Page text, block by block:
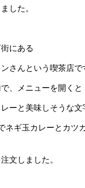
した。
にある
さんという喫茶店で
、メニューを開くと
ーと美味しそうな文
ネギ玉カレーとカツ
文しました。